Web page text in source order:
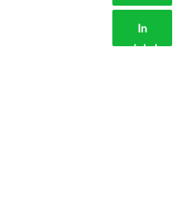
In
winkelmand